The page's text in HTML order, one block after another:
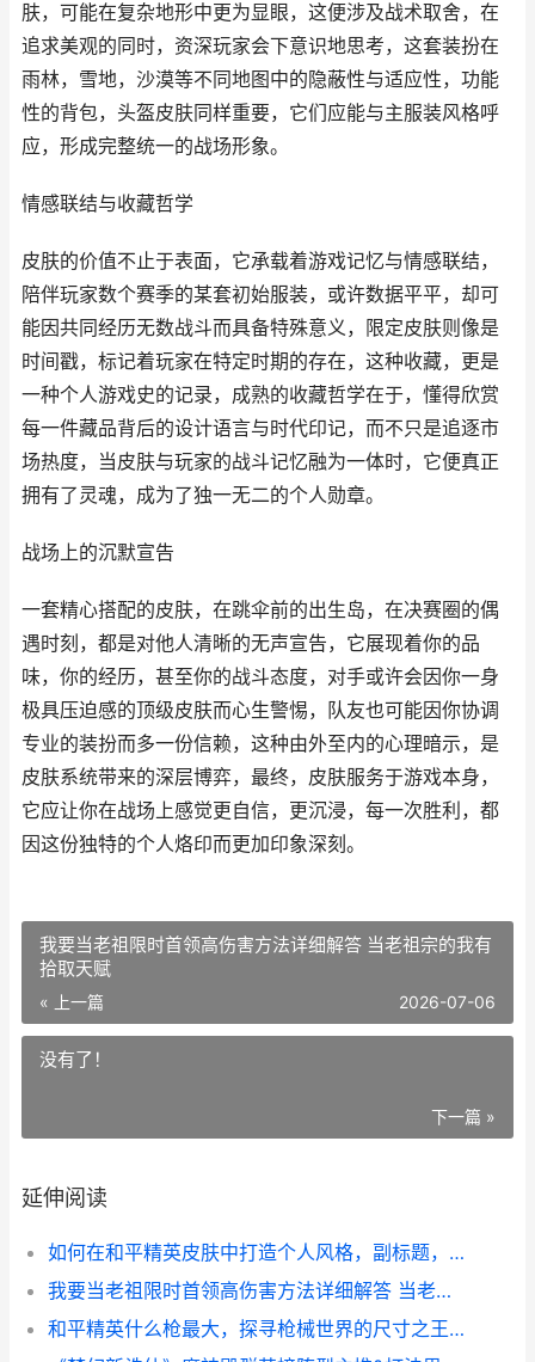
肤，可能在复杂地形中更为显眼，这便涉及战术取舍，在
追求美观的同时，资深玩家会下意识地思考，这套装扮在
雨林，雪地，沙漠等不同地图中的隐蔽性与适应性，功能
性的背包，头盔皮肤同样重要，它们应能与主服装风格呼
应，形成完整统一的战场形象。
情感联结与收藏哲学
皮肤的价值不止于表面，它承载着游戏记忆与情感联结，
陪伴玩家数个赛季的某套初始服装，或许数据平平，却可
能因共同经历无数战斗而具备特殊意义，限定皮肤则像是
时间戳，标记着玩家在特定时期的存在，这种收藏，更是
一种个人游戏史的记录，成熟的收藏哲学在于，懂得欣赏
每一件藏品背后的设计语言与时代印记，而不只是追逐市
场热度，当皮肤与玩家的战斗记忆融为一体时，它便真正
拥有了灵魂，成为了独一无二的个人勋章。
战场上的沉默宣告
一套精心搭配的皮肤，在跳伞前的出生岛，在决赛圈的偶
遇时刻，都是对他人清晰的无声宣告，它展现着你的品
味，你的经历，甚至你的战斗态度，对手或许会因你一身
极具压迫感的顶级皮肤而心生警惕，队友也可能因你协调
专业的装扮而多一份信赖，这种由外至内的心理暗示，是
皮肤系统带来的深层博弈，最终，皮肤服务于游戏本身，
它应让你在战场上感觉更自信，更沉浸，每一次胜利，都
因这份独特的个人烙印而更加印象深刻。
我要当老祖限时首领高伤害方法详细解答 当老祖宗的我有
拾取天赋
« 上一篇 2026-07-06
没有了！
下一篇 »
延伸阅读
如何在和平精英皮肤中打造个人风格，副标题，从收集到搭配的战术美学
我要当老祖限时首领高伤害方法详细解答 当老祖宗的我有拾取天赋
和平精英什么枪最大，探寻枪械世界的尺寸之王，副标题，尺寸威力与战术意义的深度解析